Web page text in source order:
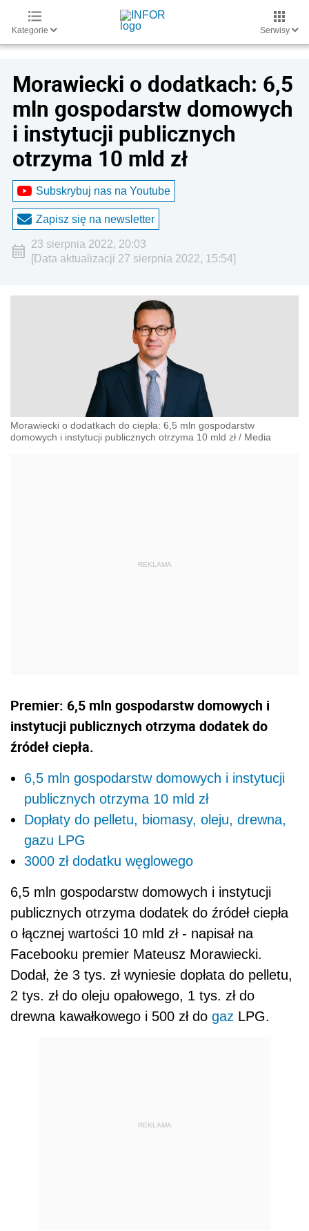
Kategorie Serwisy
Morawiecki o dodatkach: 6,5
mln gospodarstw domowych
i instytucji publicznych
otrzyma 10 mld zł
Subskrybuj nas na Youtube
Zapisz się na newsletter
23 sierpnia 2022, 20:03
[Data aktualizacji 27 sierpnia 2022, 15:54]
Morawiecki o dodatkach do ciepła: 6,5 mln gospodarstw
domowych i instytucji publicznych otrzyma 10 mld zł / Media
Premier: 6,5 mln gospodarstw domowych i
instytucji publicznych otrzyma dodatek do
źródeł ciepła.
6,5 mln gospodarstw domowych i instytucji
publicznych otrzyma 10 mld zł
Dopłaty do pelletu, biomasy, oleju, drewna,
gazu LPG
3000 zł dodatku węglowego
6,5 mln gospodarstw domowych i instytucji
publicznych otrzyma dodatek do źródeł ciepła
o łącznej wartości 10 mld zł - napisał na
Facebooku premier Mateusz Morawiecki.
Dodał, że 3 tys. zł wyniesie dopłata do pelletu,
2 tys. zł do oleju opałowego, 1 tys. zł do
drewna kawałkowego i 500 zł do gaz LPG.
REKLAMA